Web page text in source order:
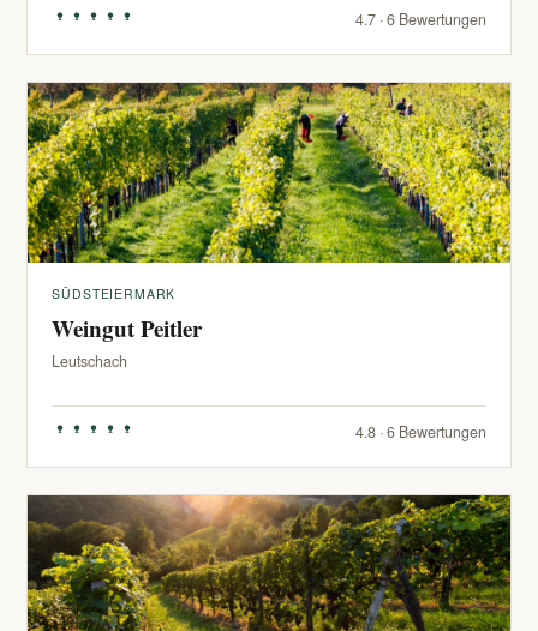
4.7 · 6 Bewertungen
SÜDSTEIERMARK
Weingut Peitler
Leutschach
4.8 · 6 Bewertungen